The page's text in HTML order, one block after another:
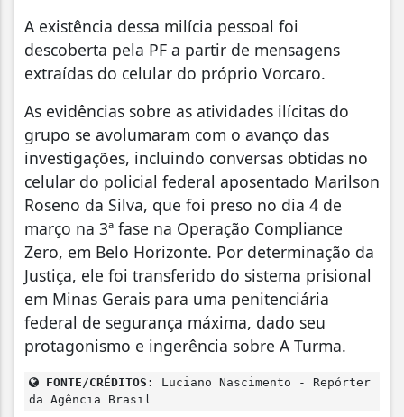
A existência dessa milícia pessoal foi
descoberta pela PF a partir de mensagens
extraídas do celular do próprio Vorcaro.
As evidências sobre as atividades ilícitas do
grupo se avolumaram com o avanço das
investigações, incluindo conversas obtidas no
celular do policial federal aposentado Marilson
Roseno da Silva, que foi preso no dia 4 de
março na 3ª fase na Operação Compliance
Zero, em Belo Horizonte. Por determinação da
Justiça, ele foi transferido do sistema prisional
em Minas Gerais para uma penitenciária
federal de segurança máxima, dado seu
protagonismo e ingerência sobre A Turma.
FONTE/CRÉDITOS:
Luciano Nascimento - Repórter
da Agência Brasil